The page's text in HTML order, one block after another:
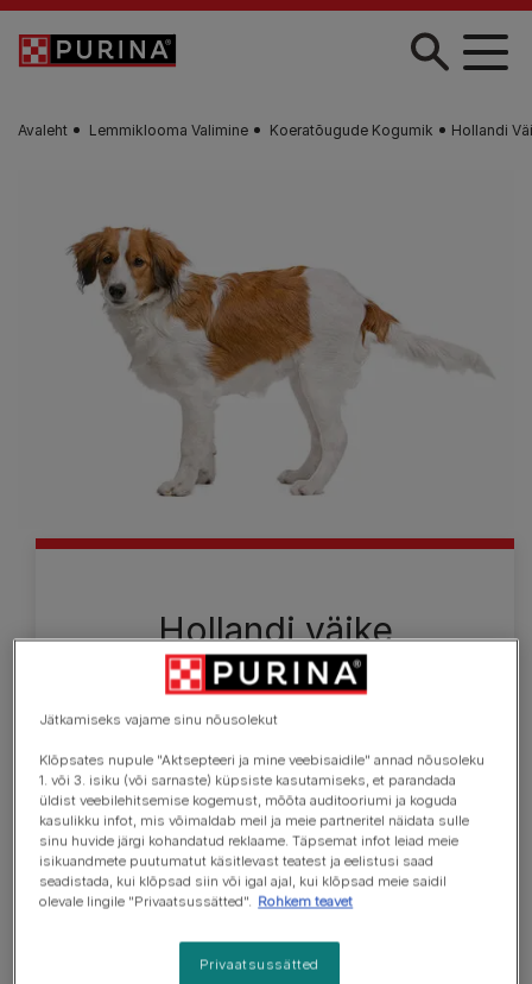
Liigu edasi põhisisu juurde
Avaleht Lemmiklooma Valimine Koeratõugude Kogumik Hollandi
Hollandi väike
veelinnukoer
Väga ilus väike/keskmise suurusega hollandi väike
veelinnukoer hoiab oma pead uhkelt ning on veidi
pikem kui kõrge – täiskasvanud koerte turjakõrgus
on 35–40 cm ja kaal 9–11 kg. Tal on keskmise
pikkusega karv, mis on sirge või kergelt laineline ja
valget värvi, oranžikaspunaste laikudega.
Kõrvaotsad on mustad ning neil on pikad karvad,
Jätkamiseks vajame sinu nõusolekut
Klõpsates nupule "Aktsepteeri ja mine veebisaidile" annad nõusoleku
1. või 3. isiku (või sarnaste) küpsiste kasutamiseks, et parandada
üldist veebilehitsemise kogemust, mõõta auditooriumi ja koguda
kasulikku infot, mis võimaldab meil ja meie partneritel näidata sulle
sinu huvide järgi kohandatud reklaame. Täpsemat infot leiad meie
isikuandmete puutumatut käsitlevast teatest ja eelistusi saad
seadistada, kui klõpsad siin või igal ajal, kui klõpsad meie saidil
olevale lingile "Privaatsussätted". Rohkem teavet
Privaatsussätted